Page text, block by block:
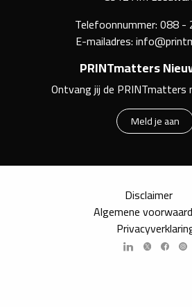
Telefoonnummer:088 -
E-mailadres:
PRINTmatters
Ontvang jij de PRINTmatters
Meld je aan
Disclaimer
Algemene